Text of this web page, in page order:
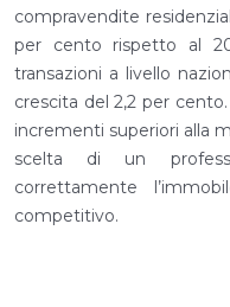
compravendite
per cento rispetto al
transazioni a livello
crescita del 2,2 per
incrementi superiori alla
scelta di un
correttamente
competitivo.